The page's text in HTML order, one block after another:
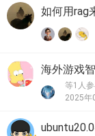
如何用rag
海外游戏
等1人
2025年